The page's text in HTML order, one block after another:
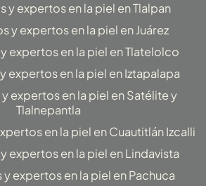
y expertos en la piel en Tlalpan
y expertos en la piel en Juárez
expertos en la piel en Tlatelolco
expertos en la piel en Iztapalapa
expertos en la piel en Satélite y
Tlalnepantla
en la piel en Cuautitlán Izcalli
expertos en la piel en Lindavista
expertos en la piel en Pachuca